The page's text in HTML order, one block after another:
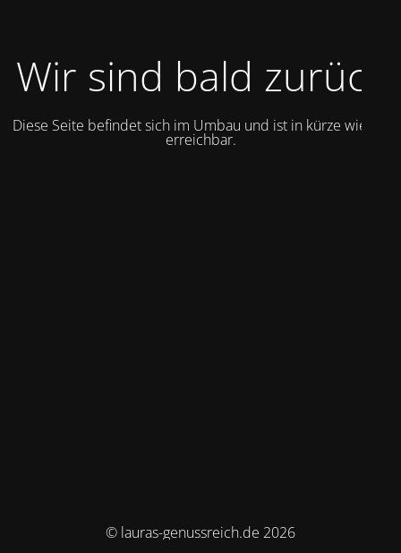
Wir sind bald zurück
Diese Seite befindet sich im Umbau und ist in kürze wieder
erreichbar.
© lauras-genussreich.de 2026